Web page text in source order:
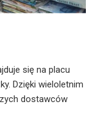
się na placu
Dzięki wieloletnim
dostawców